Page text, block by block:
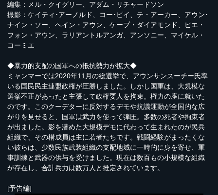
編集：メル・クイグリー、アダム・リチャードソン
撮影：ケイティ･アーノルド、コー･ピイ、テ・アーカー、アウン･
ナイン・ソー、ヘイン・アウン、ケープ・ダイアモンド、ピエ・
フォン・アウン、ラリアントルアンガ、アンソニー、マイケル・
コーミエ
◆暴力的支配の国軍への抵抗勢力が拡大◆
ミャンマーでは2020年11月の総選挙で、アウンサンスーチー氏率
いる国民民主連盟政権が圧勝しました。しかし国軍は、大規模な
選挙不正があったと主張して政権要人を拘束。権力の座に就いた
のです。このクーデターに反対するデモや抗議運動が全国的な広
がりを見せると、国軍は武力を使って弾圧。多数の死者や拘束者
が出ました。影を潜めた大規模デモに代わって生まれたのが民兵
組織で、その構成員は主に若者たちです。戦闘経験がまったくな
い彼らは、少数民族武装組織の支配地域に一時的に身を寄せ、軍
事訓練と武器の供与を受けました。現在は数百もの小規模な組織
が存在し、合計兵力は数万人と推定されています。
[予告編]